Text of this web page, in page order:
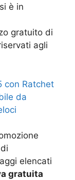
è in
gratuito di
agli
con Ratchet
da
di
elencati
gratuita